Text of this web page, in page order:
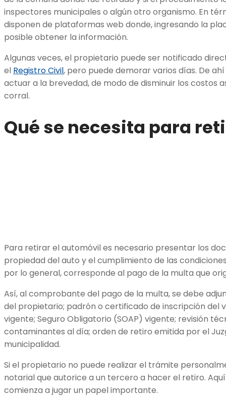
inspectores municipales o algún otro organismo. En
disponen de plataformas web donde, ingresando la
posible obtener la información.
Algunas veces, el propietario puede ser notificado
el Registro Civil, pero puede demorar varios días. De
actuar a la brevedad, de modo de disminuir los costos
corral.
Qué se necesita para
Para retirar el automóvil es necesario presentar los
propiedad del auto y el cumplimiento de las
por lo general, corresponde al pago de la multa que
Así, al comprobante del pago de la multa, se debe
del propietario; padrón o certificado de inscripción del
vigente; Seguro Obligatorio (SOAP) vigente; revisión
contaminantes al día; orden de retiro emitida por el
municipalidad.
Si el propietario no puede realizar el trámite
notarial que autorice a un tercero a hacer el retiro.
comienza a jugar un papel importante.